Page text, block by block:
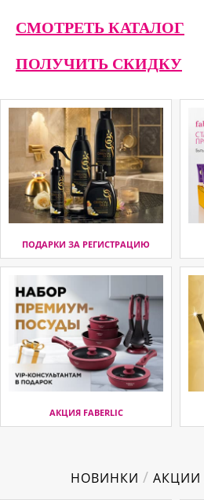
СМОТРЕТЬ КАТАЛОГ
ПОЛУЧИТЬ СКИДКУ
ПОДАРКИ ЗА РЕГИСТРАЦИЮ
АКЦИЯ FABERLIC
НОВИНКИ / АКЦИИ